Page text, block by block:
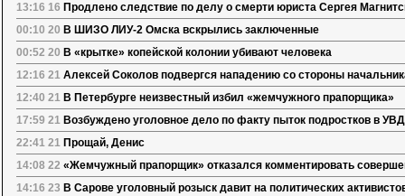
13:16 16 Продлено следствие по делу о смерти юриста Сергея
00:10 20 В ШИЗО ЛИУ-2 Омска вскрылись заключенные
00:52 20 В «крытке» копейской колонии убивают человека
12:16 21 Алексей Соколов подвергся нападению со стороны
12:40 21 В Петербурге неизвестный избил «жемчужного прапорщика»
17:59 21 Возбуждено уголовное дело по факту пыток подростков в УВД
22:41 21 Прощай, Денис
14:08 22 «Жемчужный прапорщик» отказался комментировать
14:16 23 В Сарове уголовный розыск давит на политических